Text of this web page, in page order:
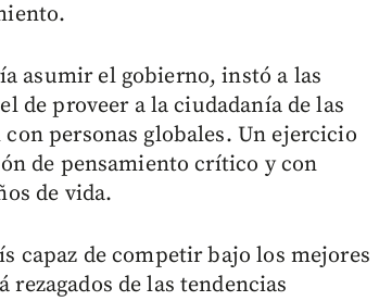
asumir el gobierno, instó a las
de proveer a la ciudadanía de las
personas globales. Un ejercicio
de pensamiento crítico y con
de vida.
capaz de competir bajo los mejores
de las tendencias